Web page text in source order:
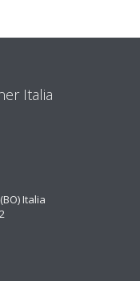
Italia
Italia